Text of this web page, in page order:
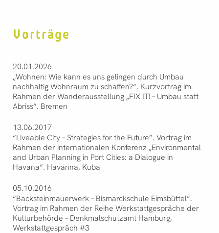
Vorträge
20.01.2026
„Wohnen: Wie kann es uns gelingen durch Umbau
nachhaltig Wohnraum zu schaffen?“. Kurzvortrag im
Rahmen der Wanderausstellung „FIX IT! – Umbau statt
Abriss“. Bremen
13.06.2017
“Liveable City – Strategies for the Future”. Vortrag im
Rahmen der internationalen Konferenz „Environmental
and Urban Planning in Port Cities: a Dialogue in
Havana“. Havanna, Kuba
05.10.2016
“Backsteinmauerwerk – Bismarckschule Eimsbüttel”.
Vortrag im Rahmen der Reihe Werkstattgespräche der
Kulturbehörde – Denkmalschutzamt Hamburg,
Werkstattgespräch #3